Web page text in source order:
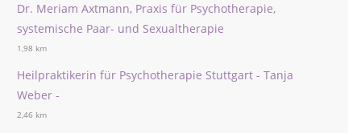
Dr. Meriam Axtmann, Praxis für Psychotherapie,
systemische Paar- und Sexualtherapie
1,98 km
Heilpraktikerin für Psychotherapie Stuttgart - Tanja
Weber -
2,46 km